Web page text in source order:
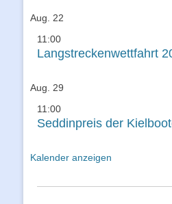
Aug. 22
11:00
Langstreckenwettfahrt
Aug. 29
11:00
Seddinpreis der
Kalender anzeigen